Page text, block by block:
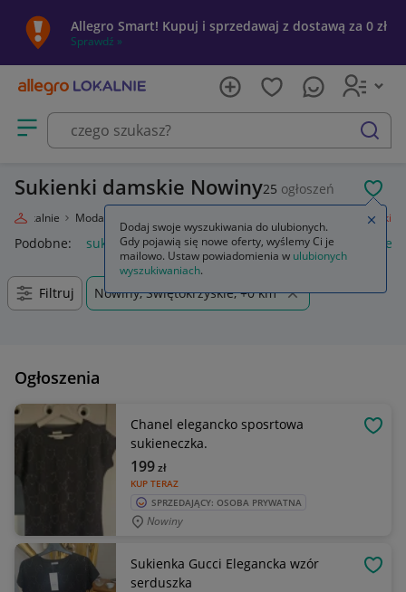
Allegro Smart! Kupuj i sprzedawaj z dostawą za 0 zł
Sprawdź »
Otwórz menu z kategoriami
szukaj
Sukienki damskie Nowiny25 ogłoszeń
Lokalnie Moda Sukienki
Podobne: sukienki sukienki wieczorowe sukienki na wesele
Filtruj Nowiny, Świętokrzyskie, +0 km
Ogłoszenia
Chanel elegancko sposrtowa
sukieneczka.
KUP TERAZ
199zł
SPRZEDAJĄCY: OSOBA PRYWATNA
Nowiny
Sukienka Gucci Elegancka wzór
serduszka
Dodaj swoje wyszukiwania do ulubionych.
Gdy pojawią się nowe oferty, wyślemy Ci je
mailowo. Ustaw powiadomienia w ulubionych
wyszukiwaniach.